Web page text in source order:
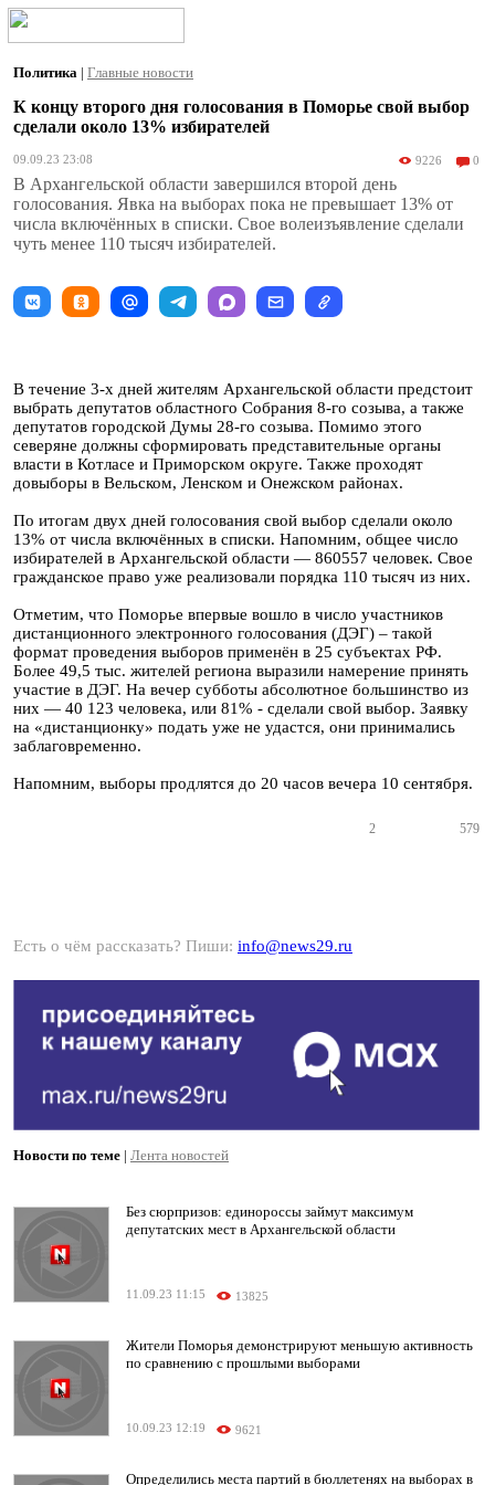
Политика | Главные новости
К концу второго дня голосования в Поморье свой выбор
сделали около 13% избирателей
09.09.23 23:08 9226 0
В Архангельской области завершился второй день
голосования. Явка на выборах пока не превышает 13% от
числа включённых в списки. Свое волеизъявление сделали
чуть менее 110 тысяч избирателей.
В течение 3-х дней жителям Архангельской области предстоит
выбрать депутатов областного Собрания 8-го созыва, а также
депутатов городской Думы 28-го созыва. Помимо этого
северяне должны сформировать представительные органы
власти в Котласе и Приморском округе. Также проходят
довыборы в Вельском, Ленском и Онежском районах.
По итогам двух дней голосования свой выбор сделали около
13% от числа включённых в списки. Напомним, общее число
избирателей в Архангельской области — 860557 человек. Свое
гражданское право уже реализовали порядка 110 тысяч из них.
Отметим, что Поморье впервые вошло в число участников
дистанционного электронного голосования (ДЭГ) – такой
формат проведения выборов применён в 25 субъектах РФ.
Более 49,5 тыс. жителей региона выразили намерение принять
участие в ДЭГ. На вечер субботы абсолютное большинство из
них — 40 123 человека, или 81% - сделали свой выбор. Заявку
на «дистанционку» подать уже не удастся, они принимались
заблаговременно.
Напомним, выборы продлятся до 20 часов вечера 10 сентября.
2 579
Есть о чём рассказать? Пиши: info@news29.ru
Новости по теме | Лента новостей
Без сюрпризов: единороссы займут максимум
депутатских мест в Архангельской области
11.09.23 11:15 13825
Жители Поморья демонстрируют меньшую активность
по сравнению с прошлыми выборами
10.09.23 12:19 9621
Определились места партий в бюллетенях на выборах в